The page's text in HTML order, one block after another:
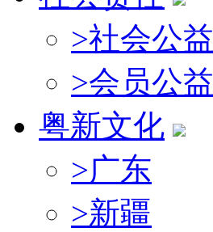
>社会公益
>会员公益
粤新文化
>广东
>新疆